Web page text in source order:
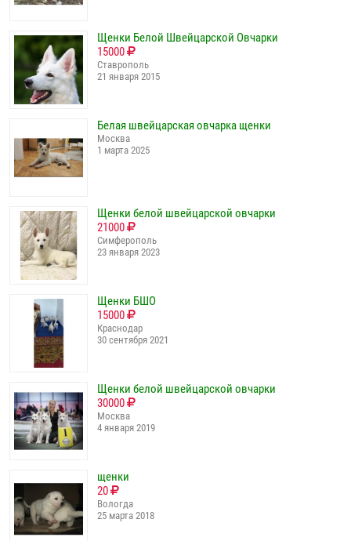
Щенки Белой Швейцарской Овчарки
15000
Ставрополь
21 января 2015
Белая швейцарская овчарка щенки
Москва
1 марта 2025
Щенки белой швейцарской овчарки
21000
Симферополь
23 января 2023
Щенки БШО
15000
Краснодар
30 сентября 2021
Щенки белой швейцарской овчарки
30000
Москва
4 января 2019
щенки
20
Вологда
25 марта 2018